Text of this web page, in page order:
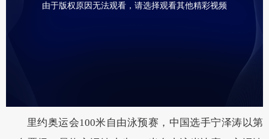
由于版权原因无法观看，请选择观看其他精彩视频
里约奥运会100米自由泳预赛，中国选手宁泽涛以第